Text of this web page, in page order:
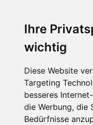
Ihre
wichtig
Diese Website
Targeting
besseres
die Werbung, die
Bedürfnisse
Auto heißt Auto: Wie man
Fabian Steiner
Der großen Katzensprung